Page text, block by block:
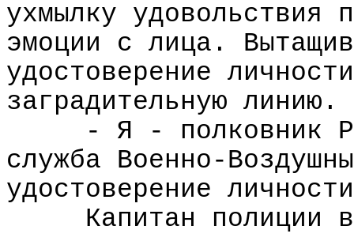
ухмылку удовольствия
эмоции с лица.
удостоверение
заградительную линию.
- Я - полковник
служба Военно-
удостоверение
Капитан полиции